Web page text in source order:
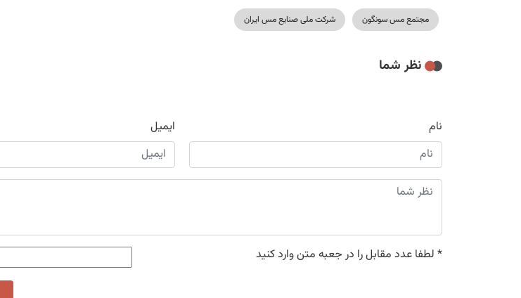
مجتمع مس سونگون شرکت ملی صنایع مس ایران
نظر شما
نام ایمیل
* لطفا عدد مقابل را در جعبه متن وارد کنید